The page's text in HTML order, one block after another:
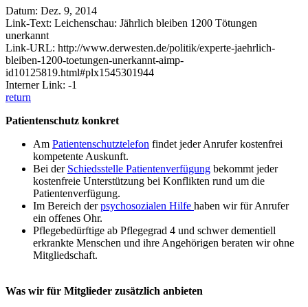
Datum: Dez. 9, 2014
Link-Text: Leichenschau: Jährlich bleiben 1200 Tötungen
unerkannt
Link-URL: http://www.derwesten.de/politik/experte-jaehrlich-
bleiben-1200-toetungen-unerkannt-aimp-
id10125819.html#plx1545301944
Interner Link: -1
return
Patientenschutz konkret
Am Patientenschutztelefon findet jeder Anrufer kostenfrei
kompetente Auskunft.
Bei der Schiedsstelle Patientenverfügung bekommt jeder
kostenfreie Unterstützung bei Konflikten rund um die
Patientenverfügung.
Im Bereich derpsychosozialen Hilfe haben wir für Anrufer
ein offenes Ohr.
Pflegebedürftige ab Pflegegrad 4 und schwer dementiell
erkrankte Menschen und ihre Angehörigen beraten wir ohne
Mitgliedschaft.
Was wir für Mitglieder zusätzlich anbieten